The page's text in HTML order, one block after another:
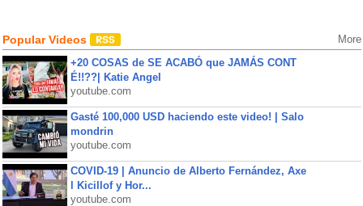
Popular Videos More
+20 COSAS de SE ACABÓ que JAMÁS CONT
É!!??| Katie Angel
youtube.com
Gasté 100,000 USD haciendo este video! | Salo
mondrin
youtube.com
COVID-19 | Anuncio de Alberto Fernández, Axe
l Kicillof y Hor...
youtube.com